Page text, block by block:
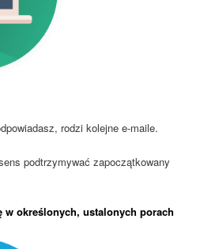
rodzi kolejne e-maile.
podtrzymywać zapoczątkowany
w określonych, ustalonych porach